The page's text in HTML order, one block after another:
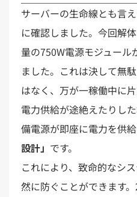
サーバーの生命線とも言
に確認しました。今回解
量の750W電源モジュール
ました。これは決して無
はなく、万が一稼働中に
電力供給が途絶えたりし
備電源が即座に電力を供
設計」 です。
これにより、致命的なシ
然に防ぐことができます